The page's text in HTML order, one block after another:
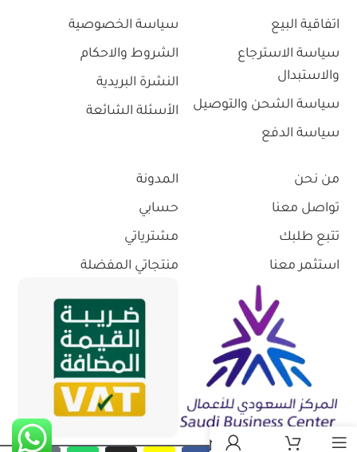
اتفاقية البيع
سياسة الاسترجاع
والاستبدال
سياسة الشحن والتوصيل
سياسة الدفع
سياسة الخصوصية
الشروط والاحكام
النشرة البريدية
الأسئلة الشائعة
من نحن
تواصل معنا
تتبع طلبك
استثمر معنا
المدونة
حسابي
مشترياتي
منتجاتي المفضلة